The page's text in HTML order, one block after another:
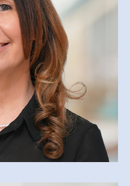
ADMINISTRATIF